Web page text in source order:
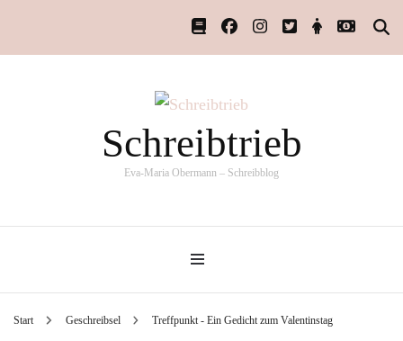
Schreibtrieb
Eva-Maria Obermann – Schreibblog
Start Geschreibsel Treffpunkt - Ein Gedicht zum Valentinstag